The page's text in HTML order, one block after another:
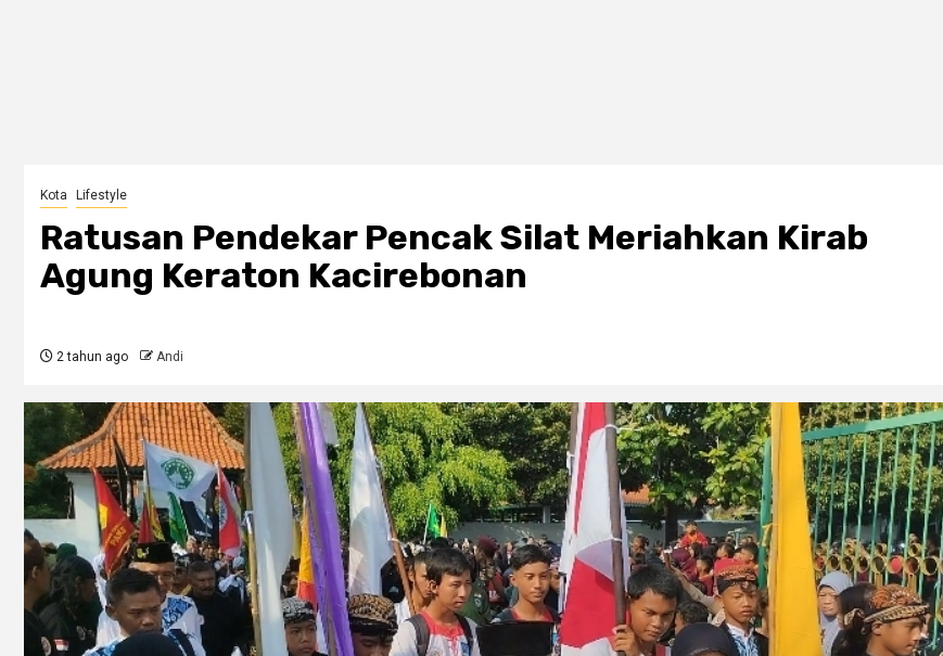
Kota Lifestyle
Ratusan Pendekar Pencak Silat Meriahkan Kirab
Agung Keraton Kacirebonan
2 tahun ago Andi